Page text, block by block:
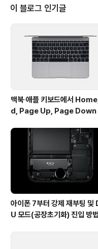
커로 사운드를 출력할 수 있는 보낼
도 할 수 있습니다.하지만 애플 TV
이션을 개발하고 있는 nitoTV는
소프트웨어 업데이트를 하지 말 것
이유는 다들 짐작하시는 그 것(?)
이 블로그 인기글
맥북∙애플 키보드에서
d, Page Up, Page Down
아이폰 7부터 강제 재부팅 및
U 모드(공장초기화) 진입 방